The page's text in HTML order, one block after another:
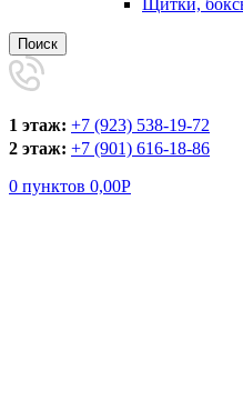
Поиск
1 этаж: +7 (923) 538-19-72
2 этаж: +7 (901) 616-18-86
0 пунктов 0,00Р